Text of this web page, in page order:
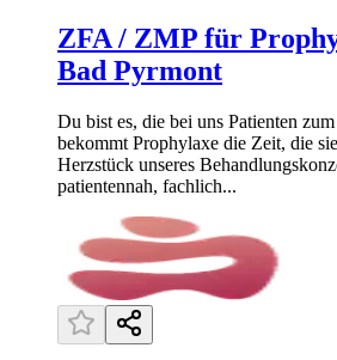
ZFA / ZMP für
Bad Pyrmont
Du bist es, die bei uns Patienten
bekommt Prophylaxe die Zeit, die
Herzstück unseres
patientennah, fachlich...